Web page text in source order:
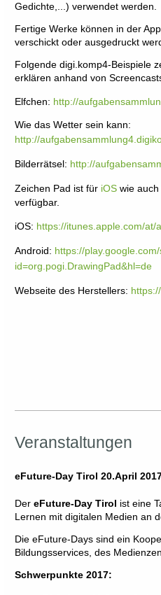
Gedichte,...) verwendet werden.
Fertige Werke können in der
verschickt oder ausgedruckt
Folgende digi.komp4-Beispiele
erklären anhand von
Elfchen: http://
Wie das Wetter sein kann:
http://
Bilderrätsel: http://
Zeichen Pad ist für iOS wie
verfügbar.
iOS: https://itunes.apple.com/
Android: https://
id=org.pogi.DrawingPad&hl=de
Webseite des Herstellers:
Veranstaltungen
eFuture-Day Tirol 20.April
Der eFuture-Day Tirol ist eine
Lernen mit digitalen Medien an
Die eFuture-Days sind ein
Bildungsservices, des
Schwerpunkte 2017: